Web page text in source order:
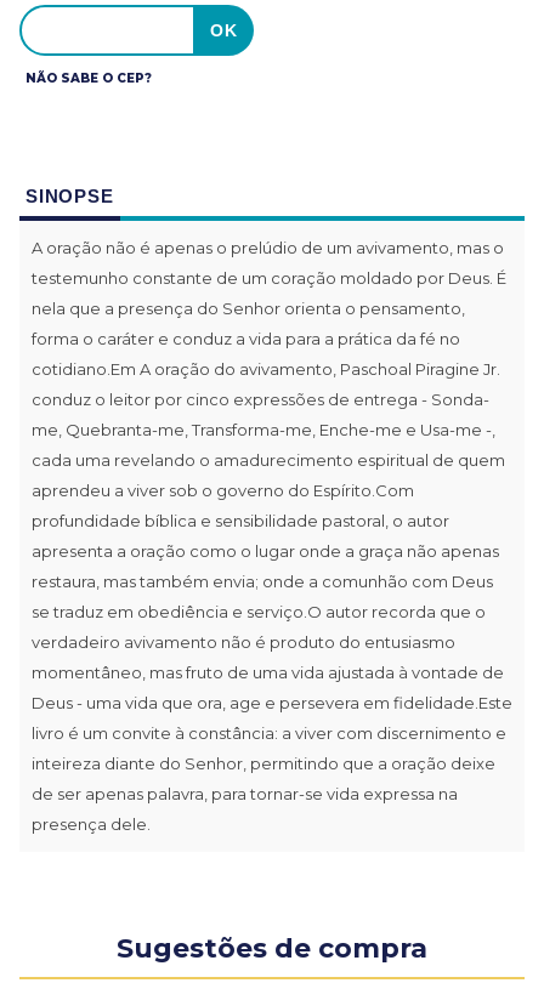
NÃO SABE O CEP?
SINOPSE
A oração não é apenas o prelúdio de um avivamento, mas o
testemunho constante de um coração moldado por Deus. É
nela que a presença do Senhor orienta o pensamento,
forma o caráter e conduz a vida para a prática da fé no
cotidiano.Em A oração do avivamento, Paschoal Piragine Jr.
conduz o leitor por cinco expressões de entrega - Sonda-
me, Quebranta-me, Transforma-me, Enche-me e Usa-me -,
cada uma revelando o amadurecimento espiritual de quem
aprendeu a viver sob o governo do Espírito.Com
profundidade bíblica e sensibilidade pastoral, o autor
apresenta a oração como o lugar onde a graça não apenas
restaura, mas também envia; onde a comunhão com Deus
se traduz em obediência e serviço.O autor recorda que o
verdadeiro avivamento não é produto do entusiasmo
momentâneo, mas fruto de uma vida ajustada à vontade de
Deus - uma vida que ora, age e persevera em fidelidade.Este
livro é um convite à constância: a viver com discernimento e
inteireza diante do Senhor, permitindo que a oração deixe
de ser apenas palavra, para tornar-se vida expressa na
presença dele.
Sugestões de compra